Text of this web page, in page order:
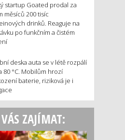
startup Goated prodal za
měsíců 200 tisíc
drinků. Reaguje na
po funkčním a čistém
deska auta se v létě rozpálí
80 °C. Mobilům hrozí
baterie, riziková je i
ZAJÍMAT: